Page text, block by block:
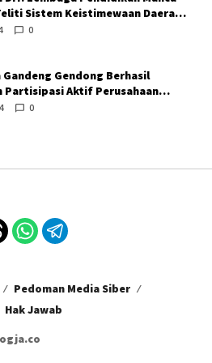
Sistem Keistimewaan Daerah
0
Gendong Berhasil
Partisipasi Aktif Perusahaan
Kemiskinan
0
Pedoman Media Siber
Hak Jawab